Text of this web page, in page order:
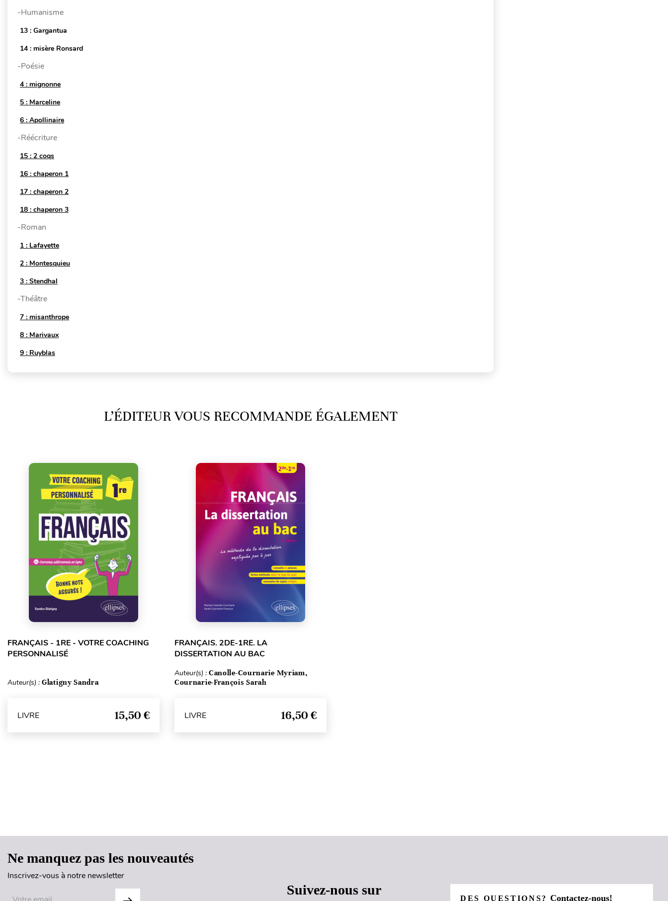
-Humanisme
13 : Gargantua
14 : misère Ronsard
-Poésie
4 : mignonne
5 : Marceline
6 : Apollinaire
-Réécriture
15 : 2 coqs
16 : chaperon 1
17 : chaperon 2
18 : chaperon 3
-Roman
1 : Lafayette
2 : Montesquieu
3 : Stendhal
-Théâtre
7 : misanthrope
8 : Marivaux
9 : Ruyblas
L’ÉDITEUR VOUS RECOMMANDE ÉGALEMENT
FRANÇAIS - 1RE - VOTRE COACHING
PERSONNALISÉ
Auteur(s) : Glatigny Sandra
LIVRE 15,50 €
FRANÇAIS. 2DE-1RE. LA
DISSERTATION AU BAC
Auteur(s) : Canolle-Cournarie Myriam,
Cournarie-François Sarah
LIVRE 16,50 €
Ne manquez pas les nouveautés
Inscrivez-vous à notre newsletter
Suivez-nous sur
DES QUESTIONS?Contactez-nous!